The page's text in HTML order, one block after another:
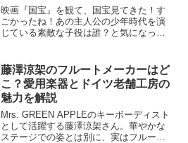
映画『国宝』を観て、国宝見てきた！す
ごかったね！あの主人公の少年時代を演
じている素敵な子役は誰？と気になった
時代を演じているのは、俳優の黒川想矢
（くろかわ そうや）さん...
藤澤涼架のフルートメーカーはど
こ？愛用楽器とドイツ老舗工房の
魅力を解説
Mrs. GREEN APPLEのキーボーディスト
として活躍する藤澤涼架さん。華やかな
ステージでの姿とは別に、実はフルート